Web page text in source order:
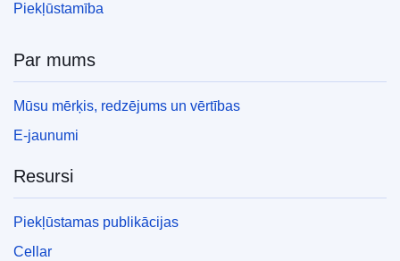
Piekļūstamība
Par mums
Mūsu mērķis, redzējums un vērtības
E-jaunumi
Resursi
Piekļūstamas publikācijas
Cellar